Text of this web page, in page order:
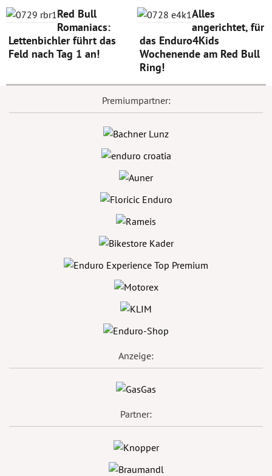
Red Bull
Romaniacs:
Lettenbichler führt das
Feld nach Tag 1 an!
Alles
angerichtet, für
das Enduro4Kids
Wochenende am Red Bull
Ring!
Premiumpartner:
Anzeige:
Partner: